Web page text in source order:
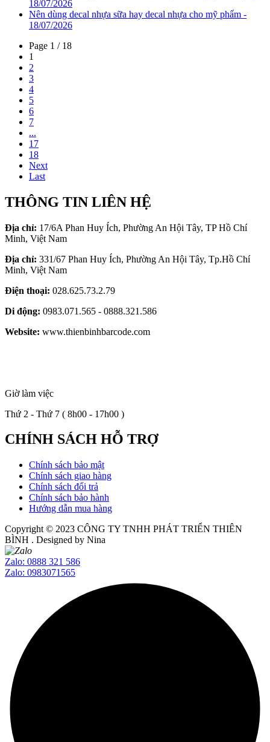
18/07/2026
Nên dùng decal nhựa sữa hay decal nhựa cho mỹ phẩm -
18/07/2026
Page 1 / 18
1
2
3
4
5
6
7
...
17
18
Next
Last
THÔNG TIN LIÊN HỆ
Địa chỉ: 17/6A Phan Huy Ích, Phường An Hội Tây, TP Hồ Chí
Minh, Việt Nam
Địa chỉ: 331/67 Phan Huy Ích, Phường An Hội Tây, Tp.Hồ Chí
Minh, Việt Nam
Điện thoại: 028.625.73.2.79
Di động: 0983.071.565 - 0888.321.586
Website: www.thienbinhbarcode.com
Giờ làm việc
Thứ 2 - Thứ 7 ( 8h00 - 17h00 )
CHÍNH SÁCH HỖ TRỢ
Chính sách bảo mật
Chính sách giao hàng
Chính sách đổi trả
Chính sách bảo hành
Hướng dẫn mua hàng
Copyright © 2023 CÔNG TY TNHH PHÁT TRIỂN THIÊN
BÌNH . Designed by Nina
Zalo: 0888 321 586
Zalo: 0983071565